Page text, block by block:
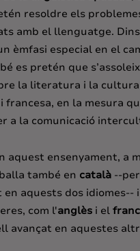
resoldre els
amb el llenguatge.
èmfasi especial en el
es pretén que
la literatura i la
francesa, en la mesura
a la comunicació
aquest ensenyament, a
també en català --
aquests dos idiomes-- i
com l'anglès i el
avançat en aquestes